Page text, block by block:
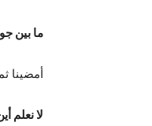
ما بين
أمضينا
لا نعلم